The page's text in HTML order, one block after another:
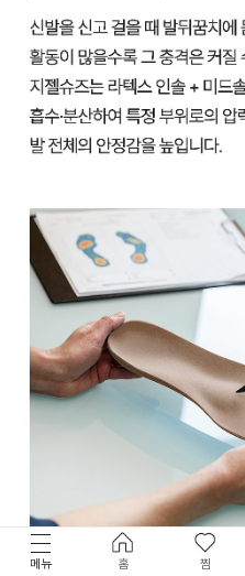
메뉴 홈 찜